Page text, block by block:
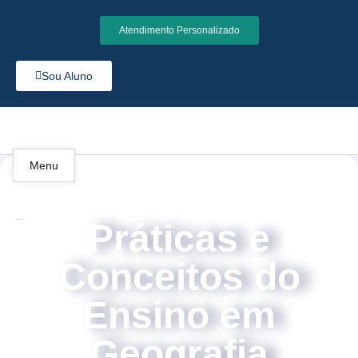
Atendimento Personalizado
Sou Aluno
Menu
Práticas e
Conceitos do
Ensino em